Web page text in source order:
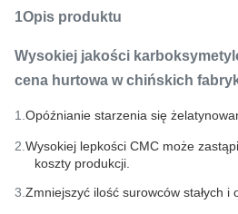
1Opis produktu
Wysokiej jakości
cena hurtowa w chińskich
1. Opóźnianie starzenia się
2. Wysokiej lepkości CMC może
koszty produkcji.
3.Zmniejszyć ilość surowców stałych i